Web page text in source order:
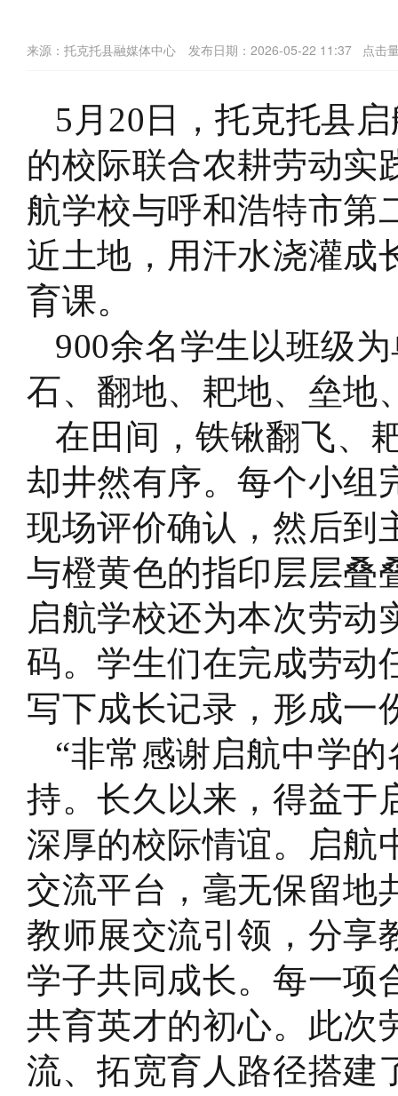
来源：托克托县融媒体中心 发布日期：2026-05-22 11:37 点击
5月 20 日，托克托县
的校际联合农耕劳动实
航学校与呼和浩特市第
近土地，用汗水浇灌成
育课。
900余名学生以班级
石、翻地、耙地、垒地
在田间，铁锹翻飞、
却井然有序。每个小组
现场评价确认，然后到
与橙黄色的指印层层叠
启航学校还为本次劳动
码。学生们在完成劳动
写下成长记录，形成一
“非常感谢启航中学
持。长久以来，得益于
深厚的校际情谊。启航
交流平台，毫无保留地
教师展交流引领，分享
学子共同成长。每一项
共育英才的初心。此次
流、拓宽育人路径搭建